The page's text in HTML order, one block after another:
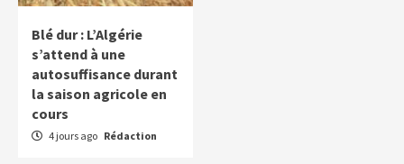
Blé dur : L’Algérie
s’attend à une
autosuffisance durant
la saison agricole en
cours
4 jours ago Rédaction